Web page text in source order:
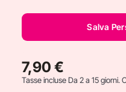
Salva
7,90 €
Tasse incluseDa 2 a 15 giorni.